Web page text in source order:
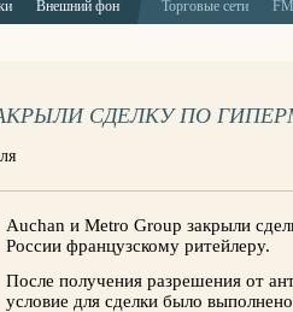
Внешний фон Торговые сети
СДЕЛКУ ПО
Auchan и Metro Group закрыли
России французскому ритейлеру.
После получения разрешения от
условие для сделки было